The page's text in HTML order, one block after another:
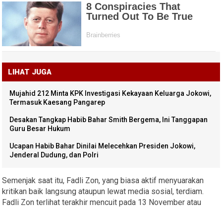
LIHAT JUGA
Mujahid 212 Minta KPK Investigasi Kekayaan Keluarga Jokowi,
Termasuk Kaesang Pangarep
Desakan Tangkap Habib Bahar Smith Bergema, Ini Tanggapan
Guru Besar Hukum
Ucapan Habib Bahar Dinilai Melecehkan Presiden Jokowi,
Jenderal Dudung, dan Polri
Semenjak saat itu, Fadli Zon, yang biasa aktif menyuarakan
kritikan baik langsung ataupun lewat media sosial, terdiam.
Fadli Zon terlihat terakhir mencuit pada 13 November atau